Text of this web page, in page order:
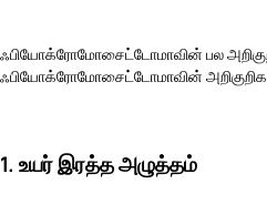
ஃபியோக்ரோமோசைட்டோமாவின் பல
ஃபியோக்ரோமோசைட்டோமாவின்
1. உயர் இரத்த அழுத்தம்